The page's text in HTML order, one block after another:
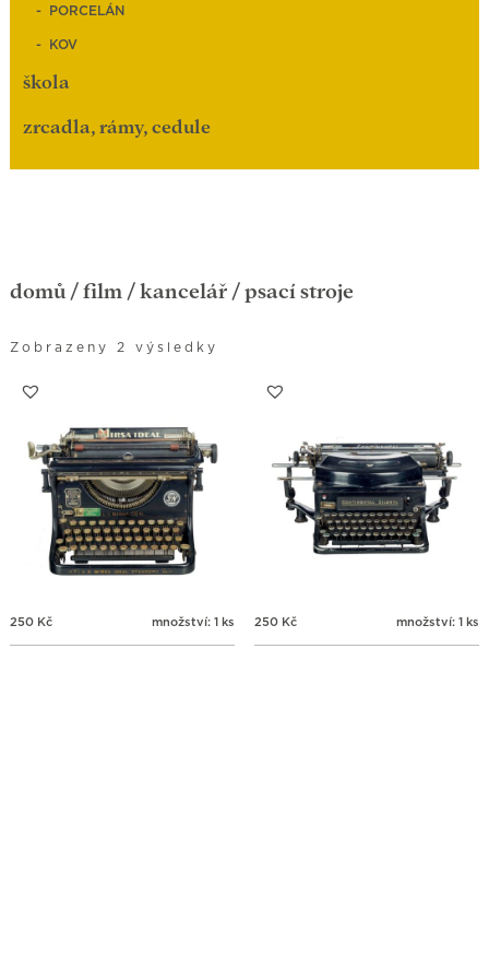
PORCELÁN
KOV
škola
zrcadla, rámy, cedule
domů / film / kancelář/ psací stroje
Zobrazeny 2 výsledky
250 Kč množství: 1 ks 250 Kč množství: 1 ks